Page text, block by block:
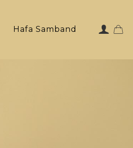
Hafa Samband